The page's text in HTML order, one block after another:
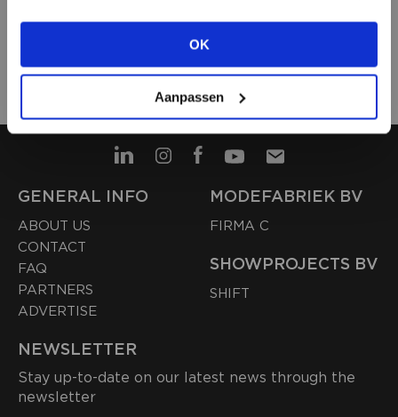
OK
Aanpassen
VIEW ALL OPTIONS
GENERAL INFO
ABOUT US
CONTACT
FAQ
PARTNERS
ADVERTISE
MODEFABRIEK BV
FIRMA C
SHOWPROJECTS BV
SHIFT
NEWSLETTER
Stay up-to-date on our latest news through the
newsletter